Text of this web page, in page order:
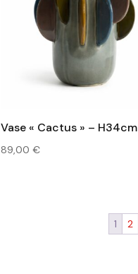
Vase « Cactus » – H34cm
89,00€
1 2